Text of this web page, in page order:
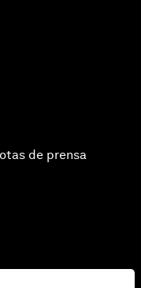
de prensa